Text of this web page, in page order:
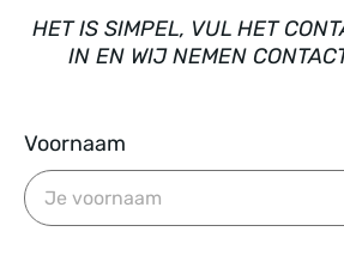
HET IS SIMPEL, VUL HET
IN EN WIJ NEMEN
Voornaam